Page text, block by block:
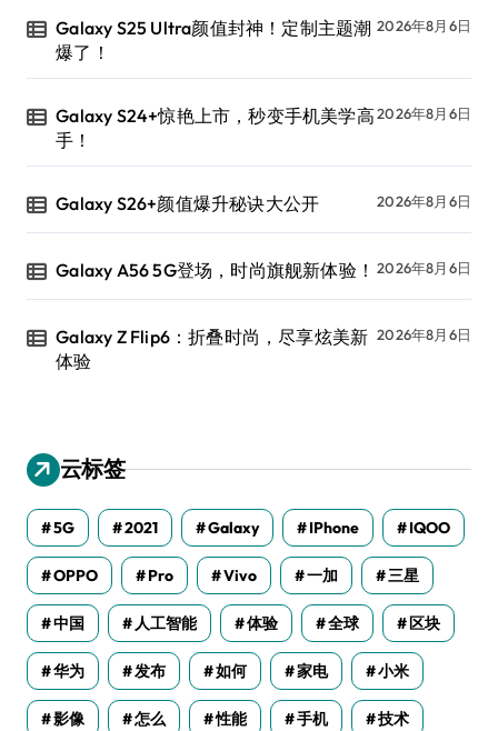
Galaxy S25 Ultra颜值封神！定制主题潮
爆了！
2026年8月6日
Galaxy S24+惊艳上市，秒变手机美学高
手！
2026年8月6日
Galaxy S26+颜值爆升秘诀大公开 2026年8月6日
Galaxy A56 5G登场，时尚旗舰新体验！ 2026年8月6日
Galaxy Z Flip6：折叠时尚，尽享炫美新
体验
2026年8月6日
云标签
5G 2021 Galaxy IPhone IQOO
OPPO Pro Vivo 一加 三星
中国 人工智能 体验 全球 区块
华为 发布 如何 家电 小米
影像 怎么 性能 手机 技术